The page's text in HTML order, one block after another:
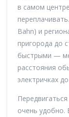
в самом
Bahn) и
пригорода до
быстрыми —
расстояния
электричках
очень удобно.